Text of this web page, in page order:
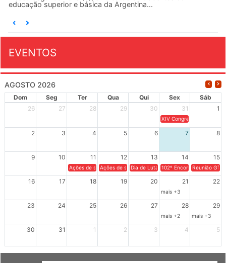
O ANDES-SN conclama suas seções sindicais e o conjunto
EVENTOS
AGOSTO 2026
Dom Seg Ter Qua Qui Sex
Sáb
26
27 28 29 30 31 1
XIV Congresso Brasileiro
2 3 4 5 6 7 8
9 10 11 12 13 14 15
Ações de solidariedade a Cuba no Rio Grande do Sul - 100
Ações de solidariedade a Cuba no Rio Grande do
Dia de Luta em Defesa de Cuba e da
102º Encontro da
Reunião
16 17 18 19 20 21 22
mais +3
23 24 25 26 27 28 29
mais +2 mais +3
30 31 1 2 3 4 5